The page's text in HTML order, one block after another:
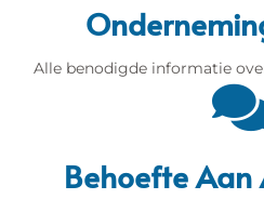
Alle benodigde informatie
Behoefte Aan